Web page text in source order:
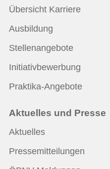
Übersicht Karriere
Ausbildung
Stellenangebote
Initiativbewerbung
Praktika-Angebote
Aktuelles und Presse
Aktuelles
Pressemitteilungen